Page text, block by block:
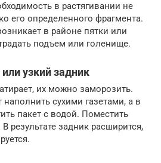
в растягивании не
его определенного фрагмента.
в районе пятки или
подъем или голенище.
узкий задник
их можно заморозить.
наполнить сухими газетами, а в
пакет с водой. Поместить
результате задник расширится,